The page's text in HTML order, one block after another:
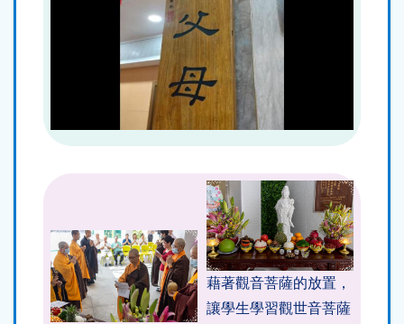
藉著觀音菩薩的放置，
讓學生學習觀世音菩薩